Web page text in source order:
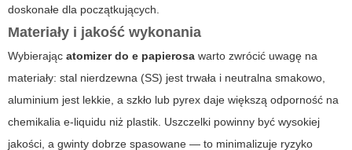
doskonałe dla początkujących.
Materiały i jakość wykonania
Wybierając atomizer do e papierosa warto zwrócić uwagę na
materiały: stal nierdzewna (SS) jest trwała i neutralna smakowo,
aluminium jest lekkie, a szkło lub pyrex daje większą odporność na
chemikalia e-liquidu niż plastik. Uszczelki powinny być wysokiej
jakości, a gwinty dobrze spasowane — to minimalizuje ryzyko